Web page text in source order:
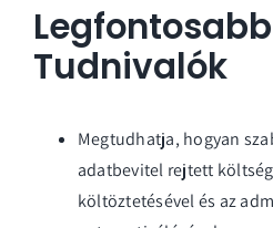
Legfontosabb
Tudnivalók
Megtudhatja, hogyan
adatbevitel rejtett
költöztetésével és az